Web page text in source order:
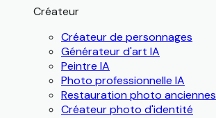
Créateur
Créateur de personnages
Générateur d'art IA
Peintre IA
Photo professionnelle IA
Restauration photo anciennes
Créateur photo d'identité